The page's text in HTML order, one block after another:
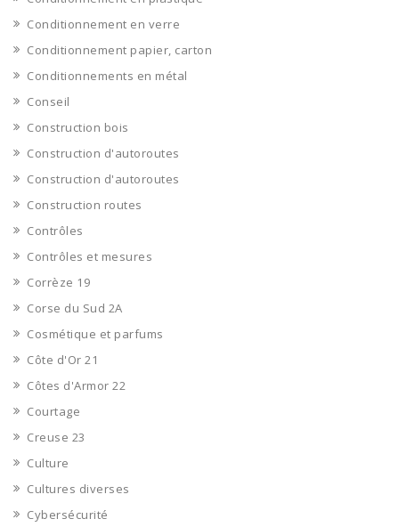
Conditionnement en verre
Conditionnement papier, carton
Conditionnements en métal
Conseil
Construction bois
Construction d'autoroutes
Construction d'autoroutes
Construction routes
Contrôles
Contrôles et mesures
Corrèze 19
Corse du Sud 2A
Cosmétique et parfums
Côte d'Or 21
Côtes d'Armor 22
Courtage
Creuse 23
Culture
Cultures diverses
Cybersécurité